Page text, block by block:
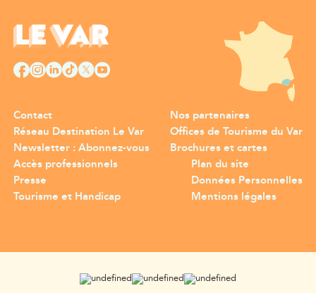
Contact
Réseau Destination Le Var
Newsletter : Abonnez-vous
Nos partenaires
Offices de Tourisme du Var
Brochures et cartes
Accès professionnels
Presse
Tourisme et Handicap
Plan du site
Données Personnelles
Mentions légales